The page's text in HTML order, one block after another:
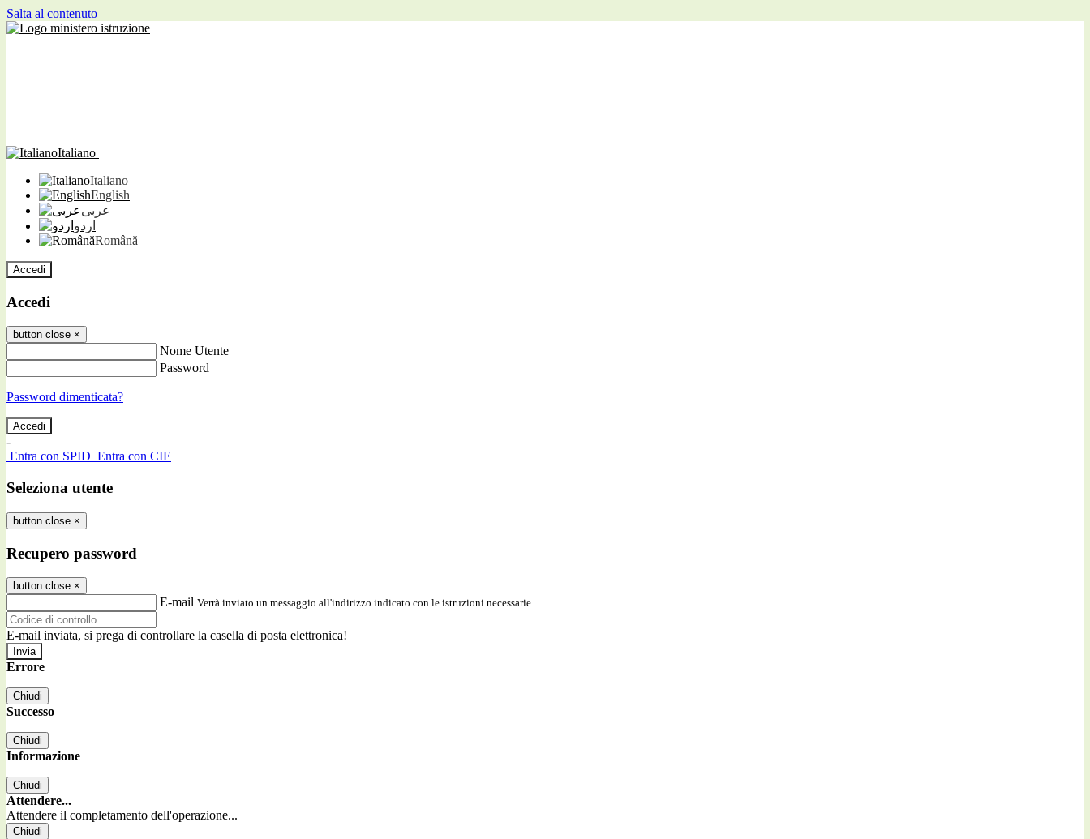
Salta al contenuto
Italiano
Italiano
English
عربى
اردو
Română
Accedi
Accedi
button close ×
Nome Utente
Password
Password dimenticata?
-
Entra con SPID Entra con CIE
Seleziona utente
button close ×
Recupero password
button close ×
E-mail Verrà inviato un messaggio all'indirizzo indicato con le istruzioni necessarie.
E-mail inviata, si prega di controllare la casella di posta elettronica!
Errore
Chiudi
Successo
Chiudi
Informazione
Chiudi
Attendere...
Attendere il completamento dell'operazione...
Chiudi